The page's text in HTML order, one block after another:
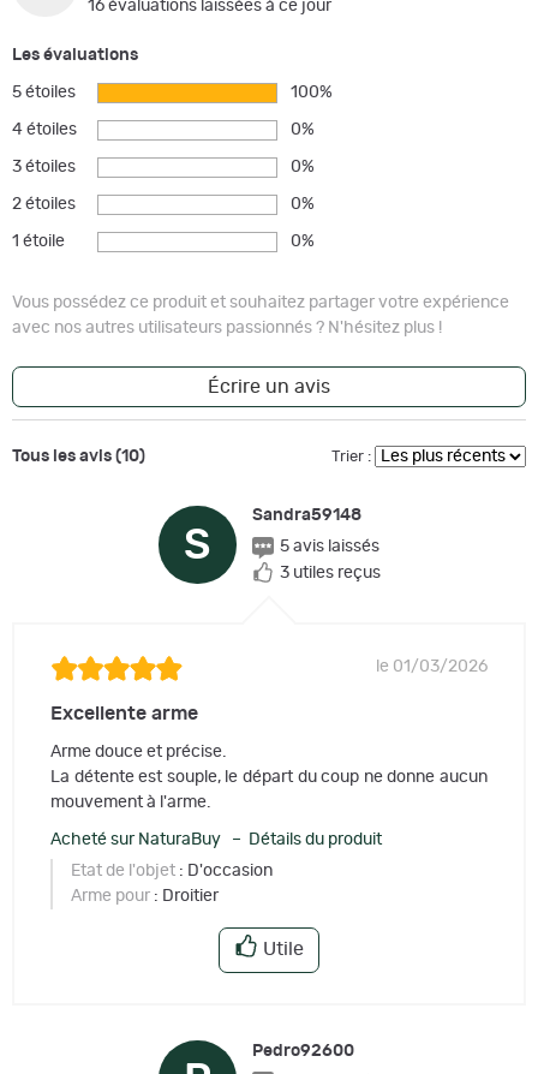
16 évaluations laissées à ce jour
Les évaluations
5 étoiles 100%
4 étoiles 0%
3 étoiles 0%
2 étoiles 0%
1 étoile 0%
Vous possédez ce produit et souhaitez partager votre expérience
avec nos autres utilisateurs passionnés ? N'hésitez plus !
Écrire un avis
Tous les avis (10) Trier :
S
Sandra59148
5 avis laissés
3 utiles reçus
le 01/03/2026
Excellente arme
Arme douce et précise.
La détente est souple, le départ du coup ne donne aucun
mouvement à l'arme.
Acheté sur NaturaBuy – Détails du produit
Etat de l'objet : D'occasion
Arme pour : Droitier
Utile
Pedro92600